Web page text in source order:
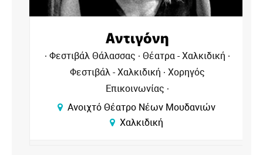
Αντιγόνη
Φεστιβάλ Θάλασσας
Θέατρα - Χαλκιδική
Φεστιβάλ - Χαλκιδική
Χορηγός
Επικοινωνίας
Ανοιχτό Θέατρο Νέων Μουδανιών
Χαλκιδική